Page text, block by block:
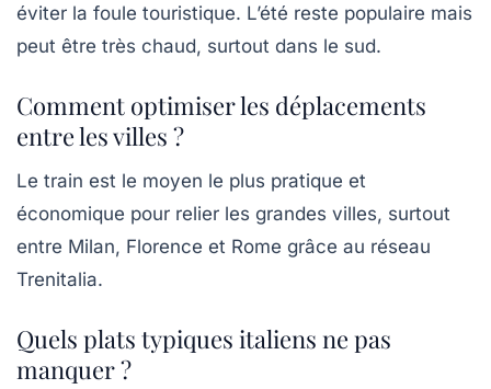
éviter la foule touristique. L’été reste populaire mais
peut être très chaud, surtout dans le sud.
Comment optimiser les déplacements
entre les villes ?
Le train est le moyen le plus pratique et
économique pour relier les grandes villes, surtout
entre Milan, Florence et Rome grâce au réseau
Trenitalia.
Quels plats typiques italiens ne pas
manquer ?